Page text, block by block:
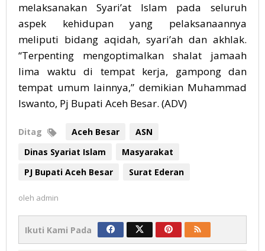
melaksanakan Syari’at Islam pada seluruh
aspek kehidupan yang pelaksanaannya
meliputi bidang aqidah, syari’ah dan akhlak.
“Terpenting mengoptimalkan shalat jamaah
lima waktu di tempat kerja, gampong dan
tempat umum Iainnya,” demikian Muhammad
Iswanto, Pj Bupati Aceh Besar. (ADV)
Ditag Aceh Besar
ASN
Dinas Syariat Islam
Masyarakat
PJ Bupati Aceh Besar
Surat Ederan
oleh admin
Ikuti Kami Pada